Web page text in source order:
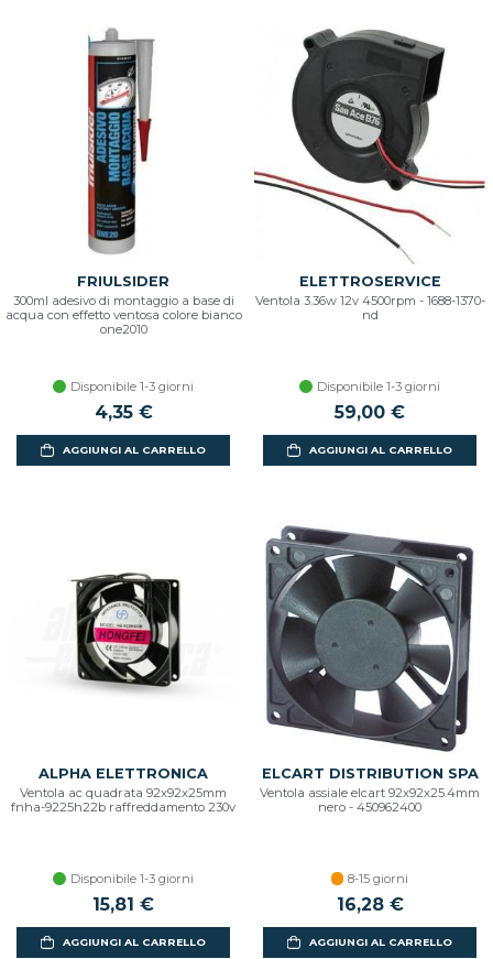
FRIULSIDER
300ml adesivo di montaggio a base di
acqua con effetto ventosa colore bianco
one2010
Disponibile 1-3 giorni
4,35 €
AGGIUNGI AL CARRELLO
ELETTROSERVICE
Ventola 3.36w 12v 4500rpm - 1688-1370-
nd
Disponibile 1-3 giorni
59,00 €
AGGIUNGI AL CARRELLO
ALPHA ELETTRONICA
Ventola ac quadrata 92x92x25mm
fnha-9225h22b raffreddamento 230v
Disponibile 1-3 giorni
15,81 €
AGGIUNGI AL CARRELLO
ELCART DISTRIBUTION SPA
Ventola assiale elcart 92x92x25.4mm
nero - 450962400
8-15 giorni
16,28 €
AGGIUNGI AL CARRELLO